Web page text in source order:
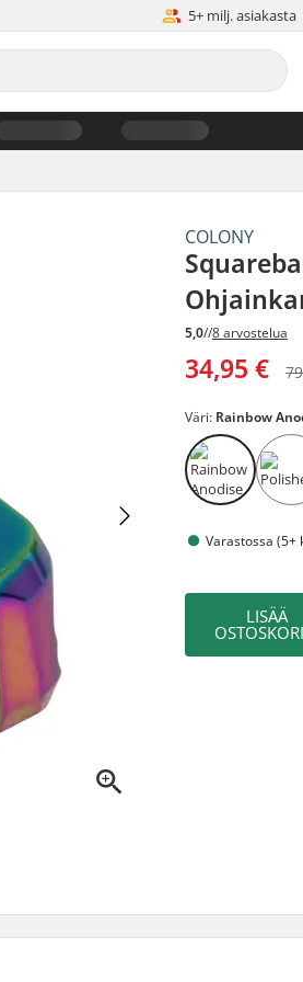
5+ milj. asiakasta
COLONY
5,0//8 arvostelua
34,95 €
Väri: Rainbow
Varastossa (5+
LISÄÄ